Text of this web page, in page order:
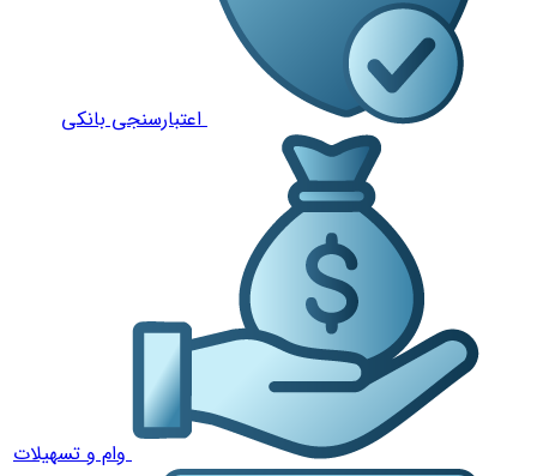
اعتبارسنجی بانکی
وام و تسهیلات